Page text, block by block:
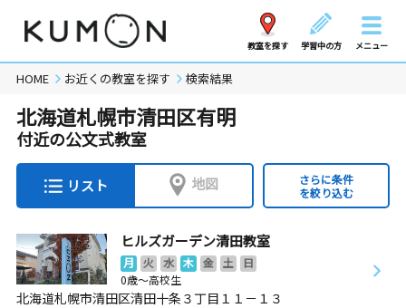
教室を探す 学習中の方 メニュー
HOME お近くの教室を探す 検索結果
北海道札幌市清田区有明
付近の公文式教室
リスト 地図
さらに条件
を絞り込む
ヒルズガーデン清田教室
月 火 水 木 金 土
日
0歳～高校生
北海道札幌市清田区清田十条３丁目１１－１３